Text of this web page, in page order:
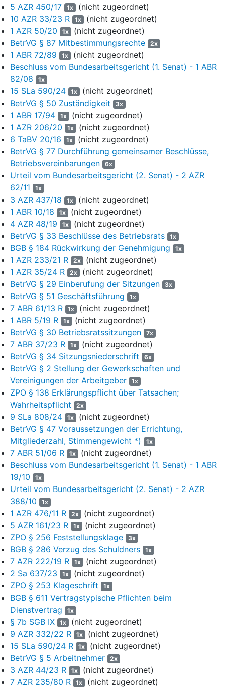
ZWP-Ausscheidensvereinbarung), regelten die Parteien
auszugsweise das Folgende:
"bezugnehmend auf die Beendigung Ihres Arbeitsverhältnisses
zum 30.11.2025 teilen wir Ihnen mit, dass aufgrund des aktuellen
Marktwerts Ihres Zeit-Wertguthabens mit Stand 08.03.2022 sowie
unter Zugrundelegung Ihres derzeitigen Entgelts in Höhe von
19.086,00 Euro eine bezahlte Freistellung von 32 Monaten für die
Zeit vom 01.04.2023 bis 30.11.2025 erfolgt.
Ab Beginn Ihrer Freistellung zum 01.04.2023 reduziert sich das
Wertguthaben sukzessive um die jeweils für die Freistellung
benötigten Monatsentgelte. Eventuelle zwischenzeitliche
Entgeltsteigerungen nach Beginn der Freistellung reduzieren das
Wertguthaben nicht und gehen zu Lasten der Aktiengesellschaft.
[...]
Nebenabreden, Änderungen und Ergänzungen dieses Vertrages
einschließlich dieser Bestimmung bedürfen zu ihrer Wirksamkeit
der Schriftform, es sei denn, diese wurden nachweislich
zwischen den Parteien ausgehandelt. Das Schriftformerfordernis
bezieht sich auch auf etwaige Ansprüche aus betrieblicher Übung.
Stillschweigende, auch wiederholte Abweichungen begründen
keine Rechtsansprüche. Alle eventuell im Zusammenhang mit der
Beendigung des Arbeitsverhältnisses mündlich getroffenen
Absprachen begründen keinerlei Verpflichtungen der
Aktiengesellschaft."
Für den gesamten Inhalt der ZWP-Ausscheidensvereinbarung
wird auf Anlage K 5, Blatt 73 der erstinstanzlichen Akte Bezug
genommen.
Entgelterhöhungen für AT-Angestellte erfolgten in der
Vergangenheit aufgrund einer Kooperationsvereinbarung vom
04.12.1978 zwischen der AG, den Betriebsräten der Werke und
dem Gesamtbetriebsrat der AG, wonach die für den Kreis der
Führungskräfte bestehenden Regelungen im Sinne einer
einheitlichen und zeitgemäßen Gestaltung unter Beachtung der
Zuständigkeit nach dem Betriebsverfassungsgesetz
fortentwickelt werden. Für den Inhalt der Kooperations-
Vereinbarung wird auf Blatt 45 der erstinstanzlichen Akte Bezug
genommen (Anlage K2). Ein Sprecherausschuss besteht nicht.
Inzwischen heißt der Kreis der Führungskräfte A (im Folgenden
A). Dieser erarbeitet in Zusammenarbeit mit dem
Gesamtbetriebsrat und dem Vorstand einen Vorschlag zur
Übernahme von Tarifverhandlungsergebnissen auch für AT-
Mitarbeiter. Der Vorschlag wird sodann dem Ausschluss für
Führungsfragen (sogenannter K-VAF) zur Prüfung vorgelegt. Der
K-VAF setzt sich zusammen aus dem Vorstandsvorsitzenden,
dem Vorstand Personal, dem Vorstand Integrität und Recht und
dem Vorstand Finanzen. Nach Genehmigung durch den Vorstand
wird das Ergebnis der Personal-Telegramm kundgetan. Das
Personal-Telegramm wird entweder per Post und/oder im Wege
einer Veröffentlichung im Intranet ausgegeben
Das für die hier streitige Entgelterhöhung und Auszahlung der
Inflationsausgleichsprämie maßgebliche Personal-Telegramm
vom 15.03.2023 lautet wie folgt:
"Personal-Telegramm
Ausgabe 9 vom 15.03.2023
5 AZR 450/17 1x (nicht zugeordnet)
10 AZR 33/23 R
1x (nicht zugeordnet)
1 AZR 50/20
1x (nicht zugeordnet)
BetrVG § 87 Mitbestimmungsrechte
2x
1 ABR 72/89 1x (nicht zugeordnet)
Beschluss vom Bundesarbeitsgericht (1. Senat) - 1 ABR
82/08
1x
15 SLa 590/24 1x (nicht zugeordnet)
BetrVG § 50 Zuständigkeit
3x
1 ABR 17/94 1x (nicht zugeordnet)
1 AZR 206/20
1x (nicht zugeordnet)
6 TaBV 20/16
1x (nicht zugeordnet)
BetrVG § 77 Durchführung gemeinsamer Beschlüsse,
Betriebsvereinbarungen
6x
Urteil vom Bundesarbeitsgericht (2. Senat) - 2 AZR
62/11
1x
3 AZR 437/18 1x (nicht zugeordnet)
1 ABR 10/18
1x (nicht zugeordnet)
4 AZR 48/19
1x (nicht zugeordnet)
BetrVG § 33 Beschlüsse des Betriebsrats
1x
BGB § 184 Rückwirkung der Genehmigung 1x
1 AZR 233/21 R 2x (nicht zugeordnet)
1 AZR 35/24 R
2x (nicht zugeordnet)
BetrVG § 29 Einberufung der Sitzungen
3x
BetrVG § 51 Geschäftsführung 1x
7 ABR 61/13 R 1x (nicht zugeordnet)
1 ABR 5/19 R
1x (nicht zugeordnet)
BetrVG § 30 Betriebsratssitzungen
7x
7 ABR 37/23 R 1x (nicht zugeordnet)
BetrVG § 34 Sitzungsniederschrift
6x
BetrVG § 2 Stellung der Gewerkschaften und
Vereinigungen der Arbeitgeber
1x
ZPO § 138 Erklärungspflicht über Tatsachen;
Wahrheitspflicht
2x
9 SLa 808/24 1x (nicht zugeordnet)
BetrVG § 47 Voraussetzungen der Errichtung,
Mitgliederzahl, Stimmengewicht *)
1x
7 ABR 51/06 R 1x (nicht zugeordnet)
Beschluss vom Bundesarbeitsgericht (1. Senat) - 1 ABR
19/10
1x
Urteil vom Bundesarbeitsgericht (2. Senat) - 2 AZR
388/10
1x
1 AZR 476/11 R 2x (nicht zugeordnet)
5 AZR 161/23 R
1x (nicht zugeordnet)
ZPO § 256 Feststellungsklage
3x
BGB § 286 Verzug des Schuldners 1x
7 AZR 222/19 R 1x (nicht zugeordnet)
2 Sa 637/23
1x (nicht zugeordnet)
ZPO § 253 Klageschrift
1x
BGB § 611 Vertragstypische Pflichten beim
Dienstvertrag
1x
§ 7b SGB IX 1x (nicht zugeordnet)
9 AZR 332/22 R
1x (nicht zugeordnet)
15 SLa 590/24 R
1x (nicht zugeordnet)
BetrVG § 5 Arbeitnehmer
2x
3 AZR 44/23 R 1x (nicht zugeordnet)
7 AZR 235/80 R
1x (nicht zugeordnet)